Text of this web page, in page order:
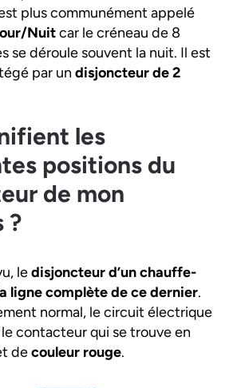
plus communément appelé
Nuitcar le créneau de 8
se déroule souvent la nuit. Il est
par un disjoncteur de 2
les
positions du
de mon
?
ledisjoncteur d’un chauffe-
ligne complète de ce dernier.
normal, le circuit électrique
contacteur qui se trouve en
decouleur rouge.